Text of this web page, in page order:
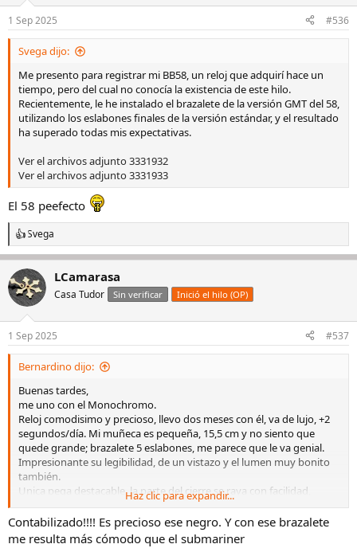
e
s
1 Sep 2025 #536
Svega dijo:
Me presento para registrar mi BB58, un reloj que adquirí hace un
tiempo, pero del cual no conocía la existencia de este hilo.
Recientemente, le he instalado el brazalete de la versión GMT del 58,
utilizando los eslabones finales de la versión estándar, y el resultado
ha superado todas mis expectativas.
Ver el archivos adjunto 3331932
Ver el archivos adjunto 3331933
El 58 peefecto
R
e
c
c
i
e
s
Svega
LCamarasa
Casa Tudor Sin verificar Inició el hilo (OP)
1 Sep 2025 #537
Bernardino dijo:
Buenas tardes,
me uno con el Monochromo.
Reloj comodisimo y precioso, llevo dos meses con él, va de lujo, +2
segundos/día. Mi muñeca es pequeña, 15,5 cm y no siento que
quede grande; brazalete 5 eslabones, me parece que le va genial.
Impresionante su legibilidad, de un vistazo y el lumen muy bonito
también.
Unica pega destacable, la parte del cierre se raya con facilidad,
aunque que uso el reloj en cualquier circunstancia y actividad,
ademas todos tenemos marcas, es la vida ...
En definitiva muy recomendable
Haz clic para expandir...
Contabilizado!!!! Es precioso ese negro. Y con ese brazalete
me resulta más cómodo que el submariner